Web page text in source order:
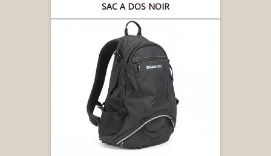
SAC A DOS NOIR